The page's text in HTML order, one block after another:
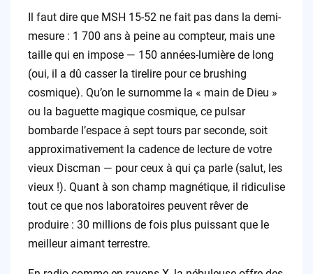
Il faut dire que MSH 15-52 ne fait pas dans la demi-
mesure : 1 700 ans à peine au compteur, mais une
taille qui en impose — 150 années-lumière de long
(oui, il a dû casser la tirelire pour ce brushing
cosmique). Qu’on le surnomme la « main de Dieu »
ou la baguette magique cosmique, ce pulsar
bombarde l’espace à sept tours par seconde, soit
approximativement la cadence de lecture de votre
vieux Discman — pour ceux à qui ça parle (salut, les
vieux !). Quant à son champ magnétique, il ridiculise
tout ce que nos laboratoires peuvent rêver de
produire : 30 millions de fois plus puissant que le
meilleur aimant terrestre.